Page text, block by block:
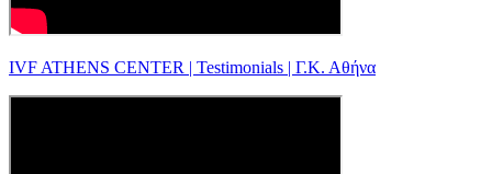
IVF ATHENS CENTER | Testimonials | Γ.Κ. Αθήνα